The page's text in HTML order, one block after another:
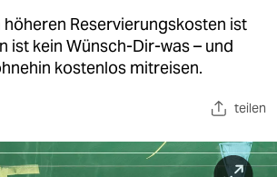
höheren Reservierungskosten ist
ist kein Wünsch-Dir-was – und
kostenlos mitreisen.
teilen